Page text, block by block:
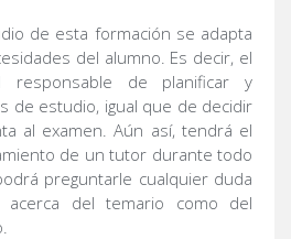
de esta formación se adapta
del alumno. Es decir, el
responsable de planificar y
de estudio, igual que de decidir
al examen. Aún así, tendrá el
de un tutor durante todo
preguntarle cualquier duda
acerca del temario como del